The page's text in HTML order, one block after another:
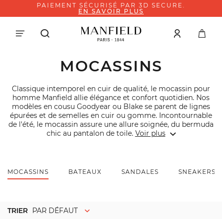
PAIEMENT SÉCURISÉ PAR 3D SECURE.
EN SAVOIR PLUS
MOCASSINS
Classique intemporel en cuir de qualité, le mocassin pour
homme Manfield allie élégance et confort quotidien. Nos
modèles en cousu Goodyear ou Blake se parent de lignes
épurées et de semelles en cuir ou gomme. Incontournable
de l'été, le mocassin assure une allure soignée, du bermuda
chic au pantalon de toile. Voir plus
MOCASSINS BATEAUX SANDALES SNEAKERS
TRIER PAR DÉFAUT